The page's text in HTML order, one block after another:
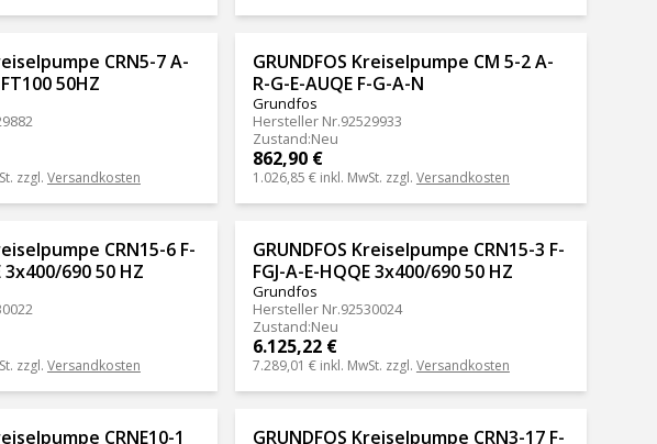
CRN5-7 A-
50HZ
zzgl. Versandkosten
GRUNDFOS Kreiselpumpe CM 5-2 A-
R-G-E-AUQE F-G-A-N
Grundfos
Hersteller Nr.92529933
Zustand:Neu
862,90 €
1.026,85 € inkl. MwSt. zzgl. Versandkosten
CRN15-6 F-
3x400/690 50 HZ
zzgl. Versandkosten
GRUNDFOS Kreiselpumpe CRN15-3 F-
FGJ-A-E-HQQE 3x400/690 50 HZ
Grundfos
Hersteller Nr.92530024
Zustand:Neu
6.125,22 €
7.289,01 € inkl. MwSt. zzgl. Versandkosten
CRNE10-1 GRUNDFOS Kreiselpumpe CRN3-17 F-